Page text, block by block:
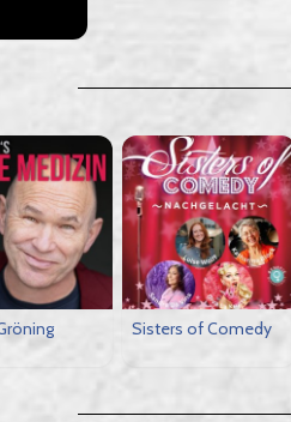
Sisters of Comedy